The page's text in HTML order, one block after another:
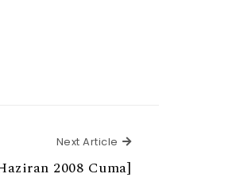
Next Article Next Article
2008 Cuma]